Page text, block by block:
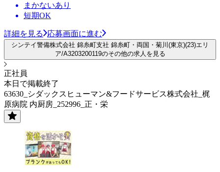
まかないあり
短期OK
詳細を見る 応募画面に進む
シンテイ警備株式会社 錦糸町支社 錦糸町・両国・菊川(東京)(23)エリ
ア/A3203200119のその他の求人を見る
正社員
本日で掲載終了
63630_シダックスヒューマン&フードサービス株式会社_梶
原病院 内厨房_252996_正・栄